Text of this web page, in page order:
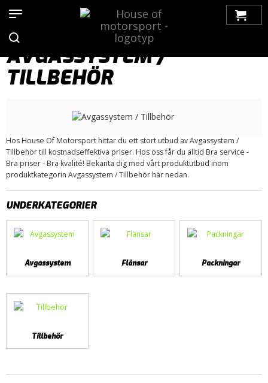
Bilmärken>Saab>99
> Avgassystem /
Tillbehör
AVGASSYSTEM /
TILLBEHÖR
Hos House Of Motorsport hittar du ett stort utbud av Avgassystem /
Tillbehör till kostnadseffektiva priser. Hos oss får du alltid Bra service -
Bra priser - Bra kvalité! Bekanta dig med vårt produktutbud inom
produktkategorin Avgassystem / Tillbehör här nedan.
UNDERKATEGORIER
Avgassystem Flänsar Packningar
Tillbehör